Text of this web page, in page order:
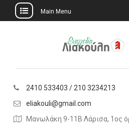
Main Menu
2410 533403 / 210 3234213
eliakouli@gmail.com
Μανωλάκη 9-11Β Λάρισα, 1ος